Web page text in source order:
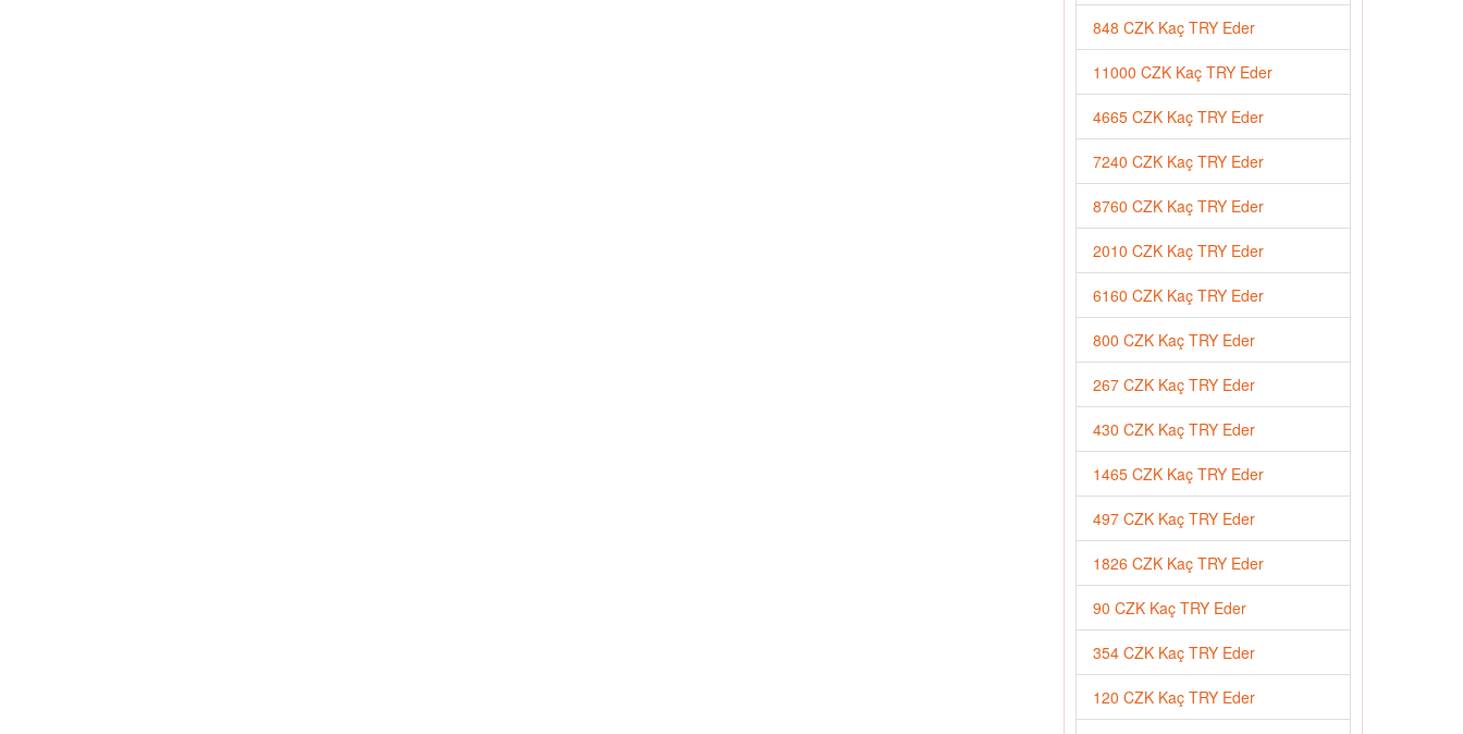
848 CZK Kaç TRY Eder
11000 CZK Kaç TRY Eder
4665 CZK Kaç TRY Eder
7240 CZK Kaç TRY Eder
8760 CZK Kaç TRY Eder
2010 CZK Kaç TRY Eder
6160 CZK Kaç TRY Eder
800 CZK Kaç TRY Eder
267 CZK Kaç TRY Eder
430 CZK Kaç TRY Eder
1465 CZK Kaç TRY Eder
497 CZK Kaç TRY Eder
1826 CZK Kaç TRY Eder
90 CZK Kaç TRY Eder
354 CZK Kaç TRY Eder
120 CZK Kaç TRY Eder